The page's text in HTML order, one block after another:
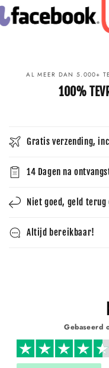
AL MEER DAN 5.000+
100%
Gratis verzending,
14 Dagen na
Niet goed, geld
Altijd bereikbaar!
Gebaseerd